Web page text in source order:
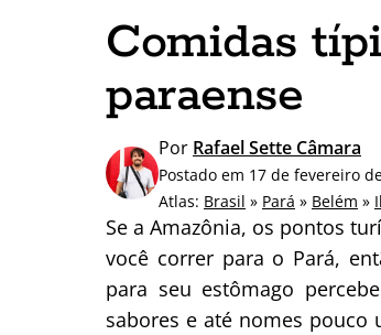
q
u
i
s
a
p
o
r
:
Comidas
paraense
Por Rafael Sette Câmara
Postado em 17 de fevereiro
Atlas: Brasil » Pará » Belém »
Se a Amazônia, os pontos
você correr para o Pará,
para seu estômago
sabores e até nomes